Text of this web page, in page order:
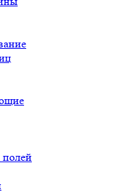
полей